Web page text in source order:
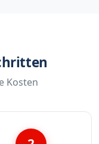
Kosten